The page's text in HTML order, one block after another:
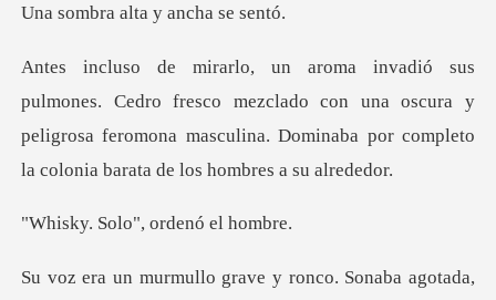
Una
esco mezclado con una oscura y
peligrosa feromona masculina. Domi
lo", ordenó
. Sonaba agotada,